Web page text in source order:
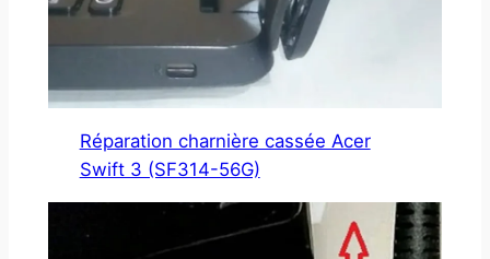
Réparation charnière cassée Acer
Swift 3 (SF314-56G)